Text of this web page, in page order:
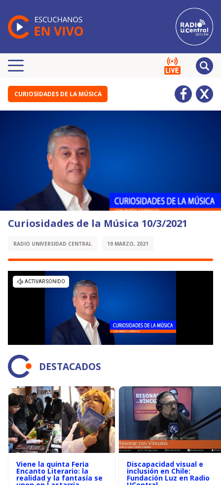
CURIOSIDADES DE LA MÚSICA
Curiosidades de la Música 10/3/2021
RADIO UNIVERSIDAD CENTRAL 10 MARZO, 2021
DESTACADOS
Viene la quinta Feria
Encanto Literario: la
realidad y la fantasía se
Discapacidad visual e
inclusión en Chile:
Fundación Luz en Radio